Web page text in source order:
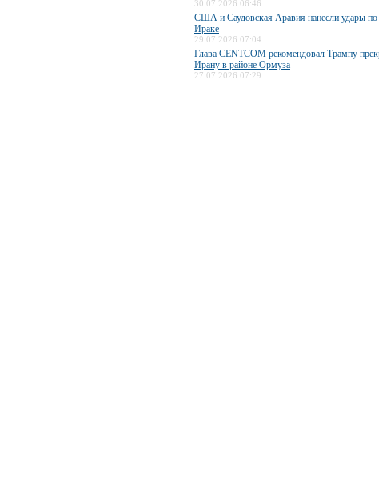
30.07.2026 06:46
США и Саудовская Аравия нанесли удары по
Ираке
29.07.2026 07:04
Глава CENTCOM рекомендовал Трампу
Ирану в районе Ормуза
27.07.2026 07:29